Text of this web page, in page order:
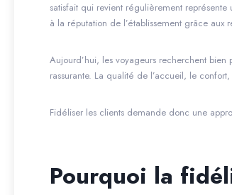
satisfait qui revient régulièrement
à la réputation de l’établissement grâce aux
Aujourd’hui, les voyageurs recherchent
rassurante. La qualité de l’accueil, le
Fidéliser les clients demande donc une
Pourquoi la